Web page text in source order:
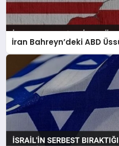
İran Bahreyn’deki ABD